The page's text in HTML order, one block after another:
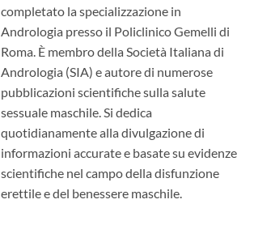
completato la specializzazione in
Andrologia presso il Policlinico Gemelli di
Roma. È membro della Società Italiana di
Andrologia (SIA) e autore di numerose
pubblicazioni scientifiche sulla salute
sessuale maschile. Si dedica
quotidianamente alla divulgazione di
informazioni accurate e basate su evidenze
scientifiche nel campo della disfunzione
erettile e del benessere maschile.